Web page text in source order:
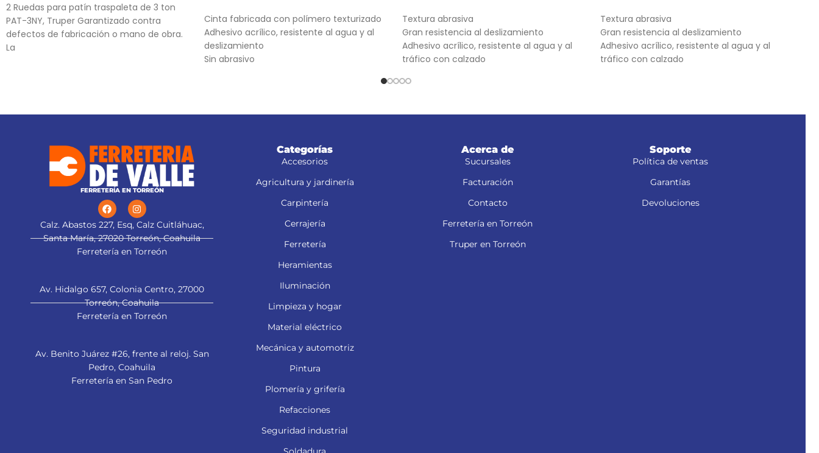
2 Ruedas para patín traspaleta de 3 ton
PAT-3NY, Truper Garantizado contra
defectos de fabricación o mano de obra.
La
Cinta fabricada con polímero texturizado
Adhesivo acrílico, resistente al agua y al
deslizamiento
Sin abrasivo
Textura abrasiva
Gran resistencia al deslizamiento
Adhesivo acrílico, resistente al agua y al
tráfico con calzado
Textura abrasiva
Gran resistencia al deslizamiento
Adhesivo acrílico, resistente al agua y al
tráfico con calzado
FERRETERÍA EN TORREÓN
Calz. Abastos 227, Esq, Calz Cuitláhuac,
Santa María, 27020 Torreón, Coahuila
Ferretería en Torreón
Av. Hidalgo 657, Colonia Centro, 27000
Torreón, Coahuila
Ferretería en Torreón
Av. Benito Juárez #26, frente al reloj. San
Pedro, Coahuila
Ferretería en San Pedro
Categorías
Accesorios
Agricultura y jardinería
Carpintería
Cerrajería
Ferretería
Heramientas
Iluminación
Limpieza y hogar
Material eléctrico
Mecánica y automotriz
Pintura
Plomería y grifería
Refacciones
Seguridad industrial
Acerca de
Sucursales
Facturación
Contacto
Ferretería en Torreón
Truper en Torreón
Soporte
Política de ventas
Garantías
Devoluciones